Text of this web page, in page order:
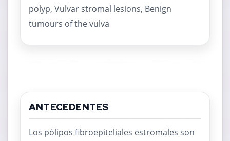
polyp, Vulvar stromal lesions, Benign
tumours of the vulva
ANTECEDENTES
Los pólipos fibroepiteliales estromales son